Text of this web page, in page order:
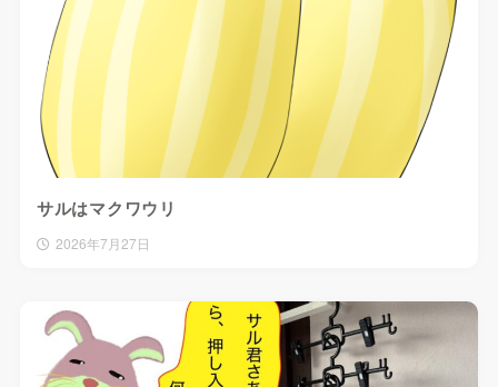
サルはマクワウリ
2026年7月27日